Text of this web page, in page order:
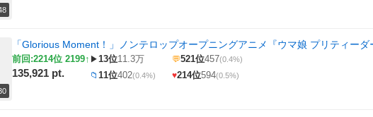
「Glorious Moment！」ノンテロップオープニングアニメ『ウマ娘 プリティーダ
前回:2214位 2199↑
135,921 pt.
▶13位11.3万 💬521位457(0.4%)
📁 11位402(0.4%) ♥214位594(0.5%)